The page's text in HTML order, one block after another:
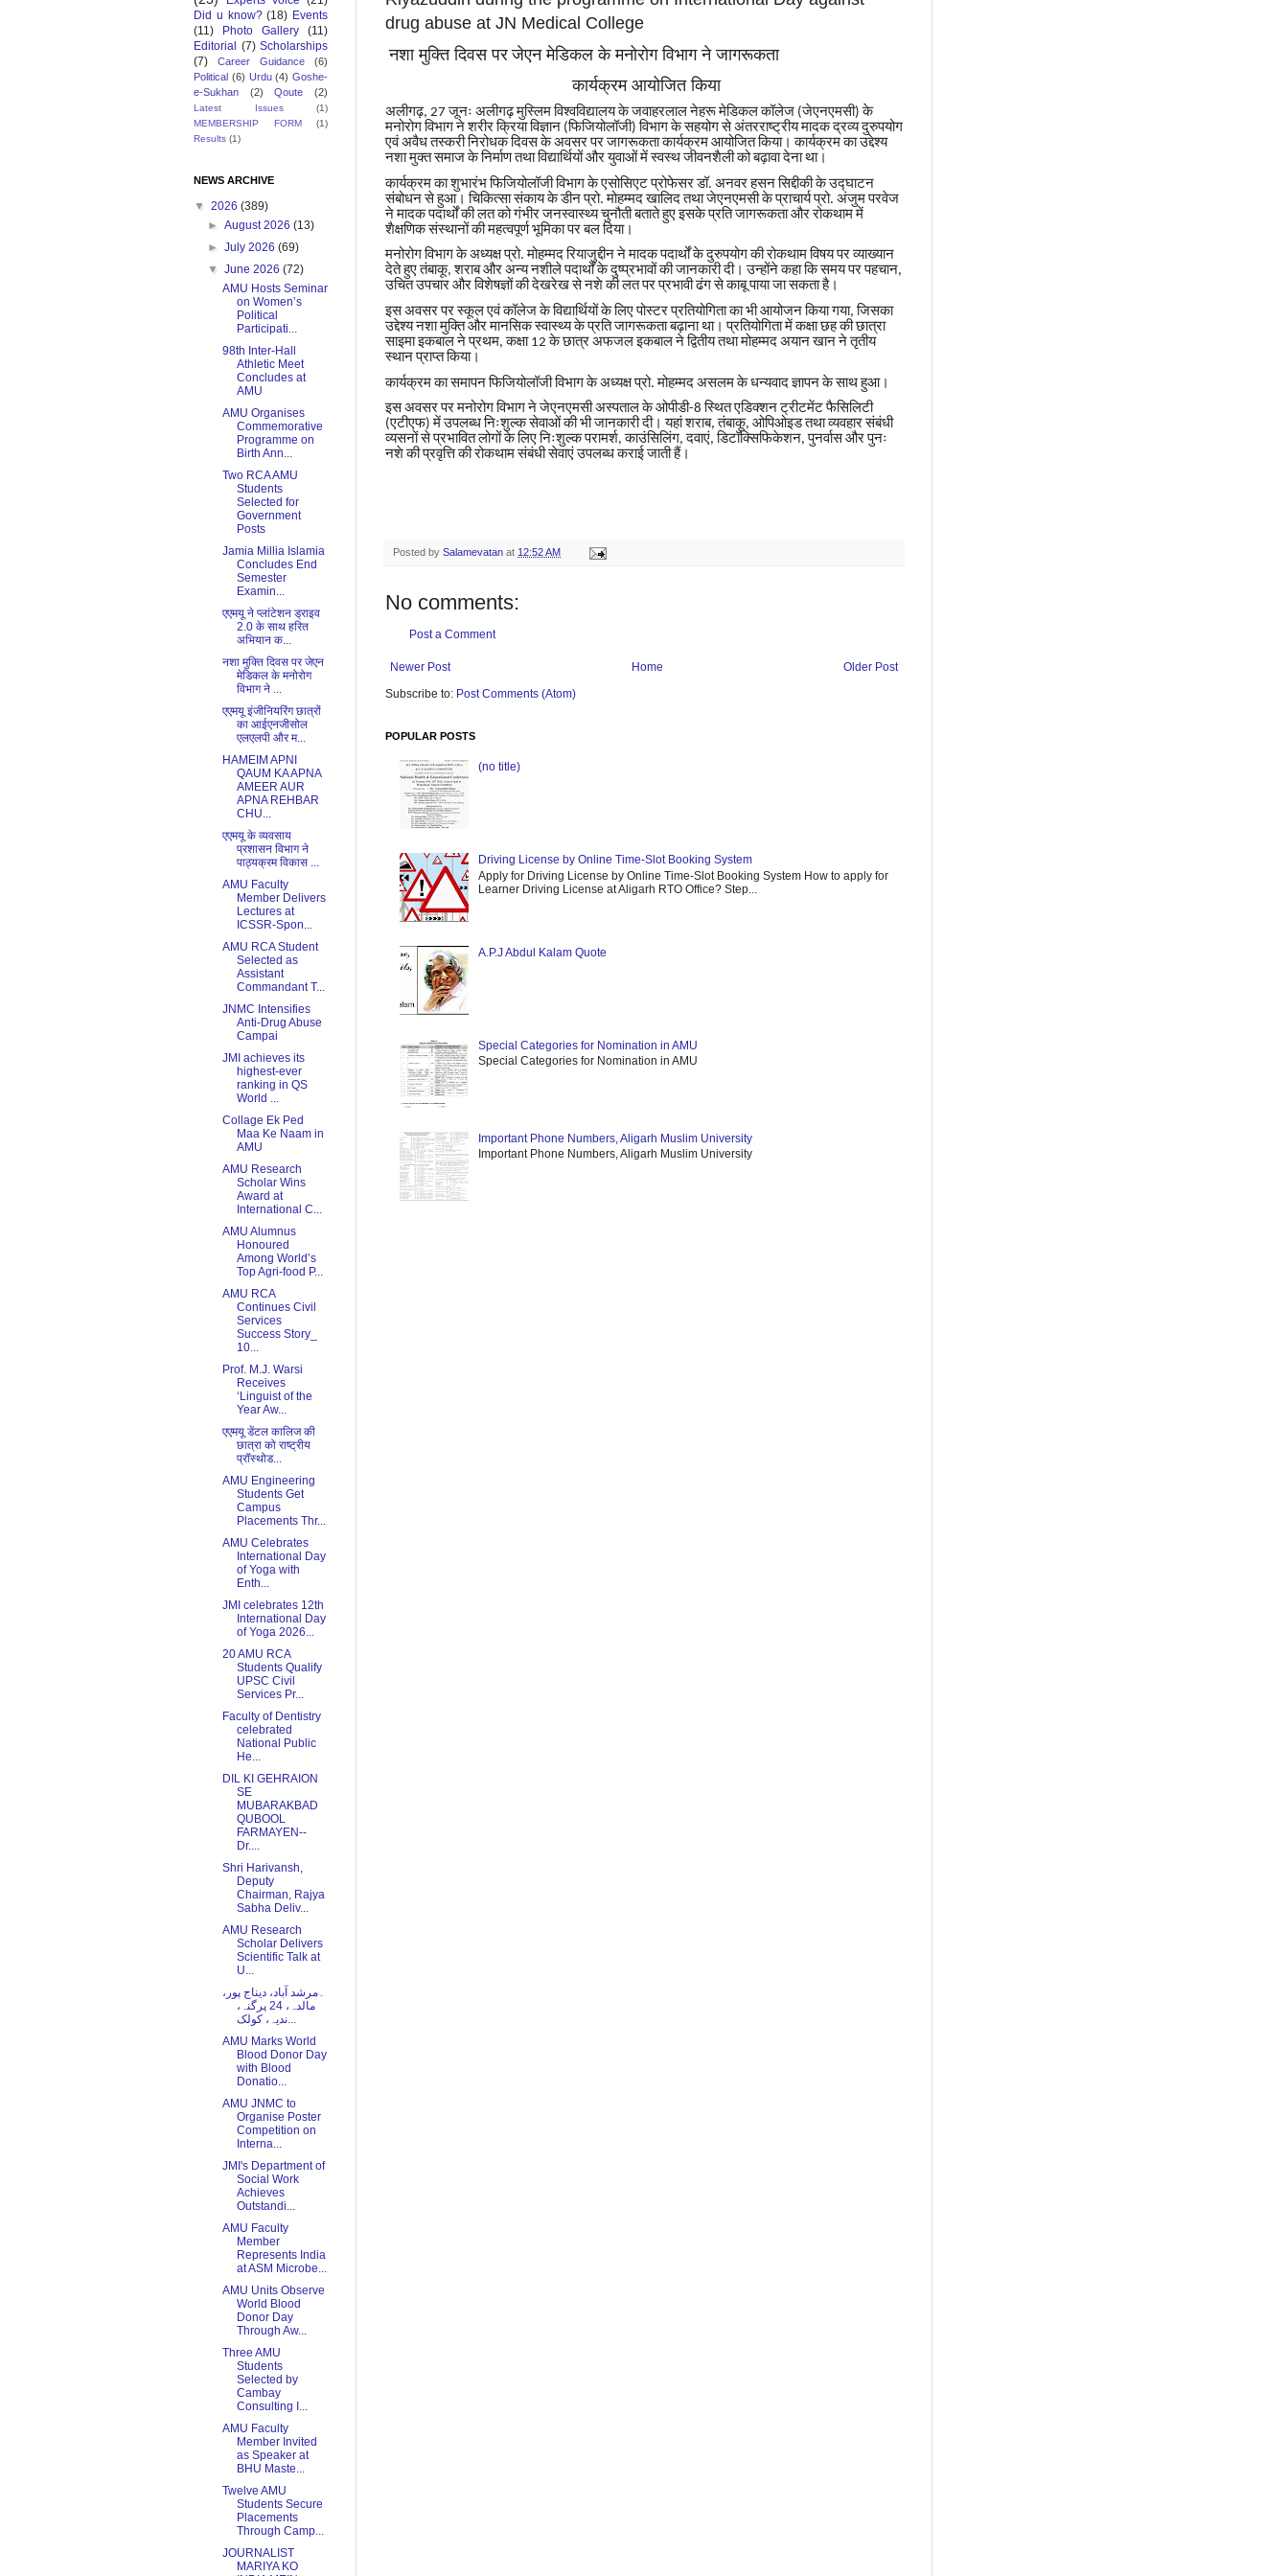
drug abuse at JN Medical College
नशा मुक्ति दिवस पर जेएन मेडिकल के मनोरोग विभाग ने जागरूकता
कार्यक्रम आयोजित किया
अलीगढ़, 27जूनः अलीगढ़मुस्लिमविश्वविद्यालयकेजवाहरलालनेहरूमेडिकलकॉलेज (जेएनएमसी)के
मनोरोगविभागनेशरीरक्रियाविज्ञान (फिजियोलॉजी)विभागकेसहयोगसेअंतरराष्ट्रीयमादकद्रव्यदुरुपयोग
एवंअवैधतस्करीनिरोधकदिवसकेअवसरपरजागरूकताकार्यक्रमआयोजितकिया। कार्यक्रमकाउद्देश्य
नशामुक्तसमाजकेनिर्माणतथाविद्यार्थियोंऔरयुवाओंमेंस्वस्थजीवनशैलीकोबढ़ावादेनाथा।
कार्यक्रमकाशुभारंभफिजियोलॉजीविभागकेएसोसिएटप्रोफेसरडॉ. अनवरहसनसिद्दीकीकेउद्घाटन
संबोधनसेहुआ। चिकित्सासंकायकेडीनप्रो.मोहम्मदखालिदतथाजेएनएमसीकेप्राचार्यप्रो. अंजुमपरवेज
नेमादकपदार्थोंकीलतकोगंभीरजनस्वास्थ्यचुनौतीबतातेहुएइसकेप्रतिजागरूकताऔररोकथाममें
शैक्षणिकसंस्थानोंकीमहत्वपूर्णभूमिकापरबलदिया।
मनोरोगविभागकेअध्यक्षप्रो.मोहम्मदरियाजुद्दीननेमादकपदार्थोंकेदुरुपयोगकीरोकथामविषयपरव्याख्यान
देतेहुएतंबाकू,शराबऔरअन्यनशीलेपदार्थोंकेदुष्प्रभावोंकीजानकारीदी। उन्होंनेकहाकिसमयपरपहचान,
उचितउपचारऔरविशेषज्ञोंकीदेखरेखसेनशेकीलतपरप्रभावीढंगसेकाबूपायाजासकताहै।
इसअवसरपरस्कूलएवंकॉलेजकेविद्यार्थियोंकेलिएपोस्टरप्रतियोगिताकाभीआयोजनकियागया,जिसका
उद्देश्यनशामुक्तिऔरमानसिकस्वास्थ्यकेप्रतिजागरूकताबढ़ानाथा। प्रतियोगितामेंकक्षाछहकीछात्रा
साइमाइकबालनेप्रथम,कक्षा12केछात्रअफजलइकबालनेद्वितीयतथामोहम्मदअयानखाननेतृतीय
स्थानप्राप्तकिया।
कार्यक्रमकासमापनफिजियोलॉजीविभागकेअध्यक्षप्रो.मोहम्मदअसलमकेधन्यवादज्ञापनकेसाथहुआ।
इसअवसरपरमनोरोगविभागनेजेएनएमसीअस्पतालकेओपीडी-8स्थितएडिक्शनट्रीटमेंटफैसिलिटी
(एटीएफ)मेंउपलब्धनिःशुल्कसेवाओंकीभीजानकारीदी। यहांशराब,तंबाकू, ओपिओइडतथाव्यवहारसंबंधी
व्यसनोंसेप्रभावितलोगोंकेलिएनिःशुल्कपरामर्श,काउंसिलिंग,दवाएं,डिटॉक्सिफिकेशन,पुनर्वासऔरपुनः
नशेकीप्रवृत्तिकीरोकथामसंबंधीसेवाएंउपलब्धकराईजातीहैं।
Posted by Salamevatan at 12:52 AM
No comments:
Post a Comment
Newer Post Older Post
Home
Subscribe to: Post Comments (Atom)
POPULAR POSTS
(no title)
Driving License by Online Time-Slot Booking System
Apply for Driving License by Online Time-Slot Booking System How to apply for
Learner Driving License at Aligarh RTO Office? Step...
A.P.J Abdul Kalam Quote
Special Categories for Nomination in AMU
Special Categories for Nomination in AMU
Important Phone Numbers, Aligarh Muslim University
Important Phone Numbers, Aligarh Muslim University
Did u know? (18) Events
(11)
Photo Gallery
(11)
Editorial (7) Scholarships
(7)
Career Guidance
(6)
Political (6) Urdu (4) Goshe-
e-Sukhan
(2) Qoute (2)
Latest Issues
(1)
MEMBERSHIP FORM
(1)
Results (1)
NEWS ARCHIVE
▼ 2026 (389)
►August 2026(13)
►July 2026(69)
▼June 2026(72)
AMU Hosts Seminar
on Women’s
Political
Participati...
98th Inter-Hall
Athletic Meet
Concludes at
AMU
AMU Organises
Commemorative
Programme on
Birth Ann...
Two RCA AMU
Students
Selected for
Government
Posts
Jamia Millia Islamia
Concludes End
Semester
Examin...
एएमयू ने प्लांटेशन ड्राइव
2.0 के साथ हरित
अभियान क...
नशा मुक्ति दिवस पर जेएन
मेडिकल के मनोरोग
विभाग ने ...
एएमयू इंजीनियरिंग छात्रों
का आईएनजीसोल
एलएलपी और म...
HAMEIM APNI
QAUM KA APNA
AMEER AUR
APNA REHBAR
CHU...
एएमयू के व्यवसाय
प्रशासन विभाग ने
पाठ्यक्रम विकास ...
AMU Faculty
Member Delivers
Lectures at
ICSSR-Spon...
AMU RCA Student
Selected as
Assistant
Commandant T...
JNMC Intensifies
Anti-Drug Abuse
Campai
JMI achieves its
highest-ever
ranking in QS
World ...
Collage Ek Ped
Maa Ke Naam in
AMU
AMU Research
Scholar Wins
Award at
International C...
AMU Alumnus
Honoured
Among World’s
Top Agri-food P...
AMU RCA
Continues Civil
Services
Success Story_
10...
Prof. M.J. Warsi
Receives
‘Linguist of the
Year Aw...
एएमयू डेंटल कालिज की
छात्रा को राष्ट्रीय
प्रॉस्थोड...
AMU Engineering
Students Get
Campus
Placements Thr...
AMU Celebrates
International Day
of Yoga with
Enth...
JMI celebrates 12th
International Day
of Yoga 2026...
20 AMU RCA
Students Qualify
UPSC Civil
Services Pr...
Faculty of Dentistry
celebrated
National Public
He...
DIL KI GEHRAION
SE
MUBARAKBAD
QUBOOL
FARMAYEN--
Dr....
Shri Harivansh,
Deputy
Chairman, Rajya
Sabha Deliv...
AMU Research
Scholar Delivers
Scientific Talk at
U...
۔مرشد آباد، دیناج پور،
مالدہ، 24 پرگنہ،
ندیہ، کولک...
AMU Marks World
Blood Donor Day
with Blood
Donatio...
AMU JNMC to
Organise Poster
Competition on
Interna...
JMI's Department of
Social Work
Achieves
Outstandi...
AMU Faculty
Member
Represents India
at ASM Microbe...
AMU Units Observe
World Blood
Donor Day
Through Aw...
Three AMU
Students
Selected by
Cambay
Consulting I...
AMU Faculty
Member Invited
as Speaker at
BHU Maste...
Twelve AMU
Students Secure
Placements
Through Camp...
JOURNALIST
MARIYA KO